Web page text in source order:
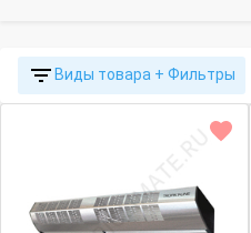
Виды товара + Фильтры